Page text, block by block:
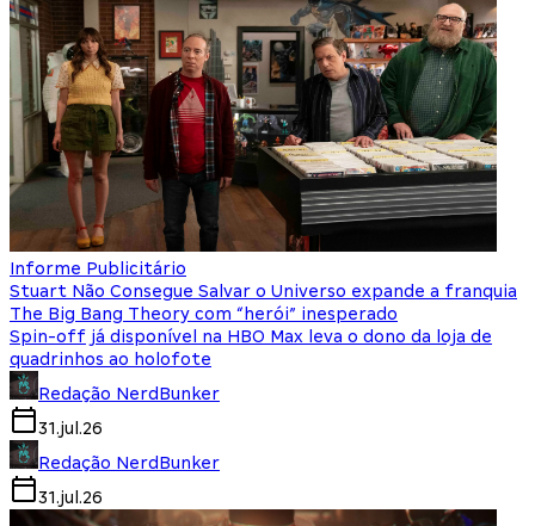
Informe Publicitário
Stuart Não Consegue Salvar o Universo expande a franquia
The Big Bang Theory com “herói” inesperado
Spin-off já disponível na HBO Max leva o dono da loja de
quadrinhos ao holofote
Redação NerdBunker
31.jul.26
Redação NerdBunker
31.jul.26